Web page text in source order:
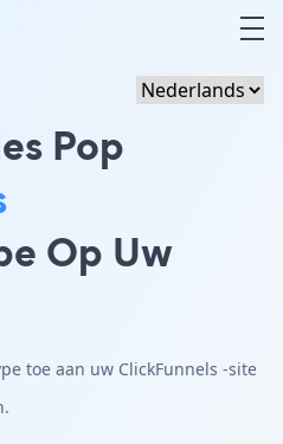
Pop
Op Uw
toe aan uw ClickFunnels -site